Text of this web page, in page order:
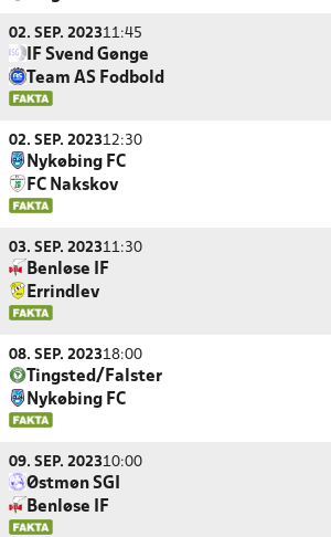
02. SEP. 202311:45
IF Svend Gønge
Team AS Fodbold
02. SEP. 202312:30
Nykøbing FC
FC Nakskov
03. SEP. 202311:30
Benløse IF
Errindlev
08. SEP. 202318:00
Tingsted/Falster
Nykøbing FC
09. SEP. 202310:00
Østmøn SGI
Benløse IF